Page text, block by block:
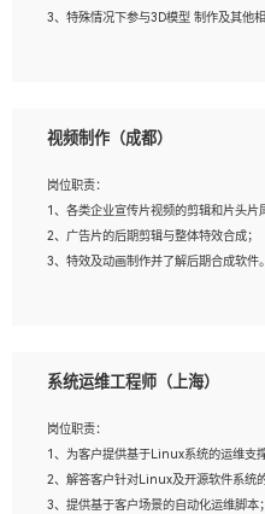
3、特殊情况下参与3D模型 制作及其他相
上；
3、想象力丰富, 有一定的艺术审美深度；
4、有良好的场景特效搭建功底；
5、熟悉 3Ds Max 或者 Maya；
6、有良好的沟通能力和团队合作意识；
视频制作（成都）
岗位职责：
1、各类企业宣传片视频的剪辑和片头片
2、广告片的后期剪辑与整体特效合成；
3、特效及动画制作并了解后期合成软件。
2、熟练使用After Effect、Photo Shop
4、在剪辑上会思考，有一定编导思维；
5、踏实， 勤奋，愿意在工作中不断学习
6、能与同事友好相处。
系统运维工程师（上海）
岗位职责：
1、为客户提供基于Linux系统的运维支撑
2、解答客户针对Linux及开源软件系统
3、提供基于客户场景的自动化运维脚本；